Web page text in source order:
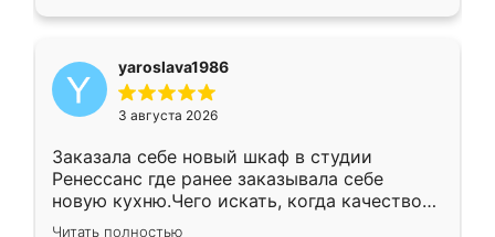
yaroslava1986
3 августа 2026
Заказала себе новый шкаф в студии
Ренессанс где ранее заказывала себе
новую кухню.Чего искать, когда качеством
вполне довольна. Служит кухня уже почти
Читать полностью